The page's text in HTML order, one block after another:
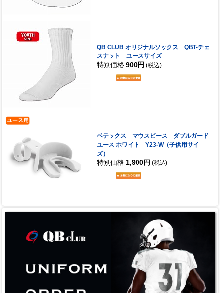
QB CLUB オリジナルソックス QBT-チェ
スナット ユースサイズ
特別価格 900円 (税込)
ベテックス マウスピース ダブルガード
ユース ホワイト Y23-W（子供用サイ
ズ）
特別価格 1,900円 (税込)